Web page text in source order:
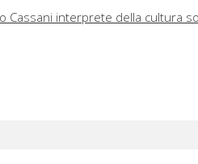
Cassani interprete della cultura